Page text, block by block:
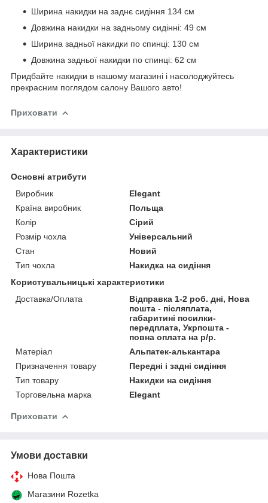
Ширина накидки на заднє сидіння 134 см
Довжина накидки на задньому сидінні: 49 см
Ширина задньої накидки по спинці: 130 см
Довжина задньої накидки по спинці: 62 см
Придбайте накидки в нашому магазині і насолоджуйтесь
прекрасним поглядом салону Вашого авто!
Приховати
Характеристики
Основні атрибути
Виробник
Elegant
Країна виробник
Польща
Колір
Сірий
Розмір чохла
Універсальний
Стан
Новий
Тип чохла
Накидка на сидіння
Користувальницькі характеристики
Доставка/Оплата
Відправка 1-2 роб. дні, Нова
пошта - післяплата,
габаритині посилки-
передплата, Укрпошта -
повна оплата на р/р.
Матеріал
Альпатек-алькантара
Призначення товару
Передні і задні сидіння
Тип товару
Накидки на сидіння
Торговельна марка
Elegant
Приховати
Умови доставки
Нова Пошта
Магазини Rozetka